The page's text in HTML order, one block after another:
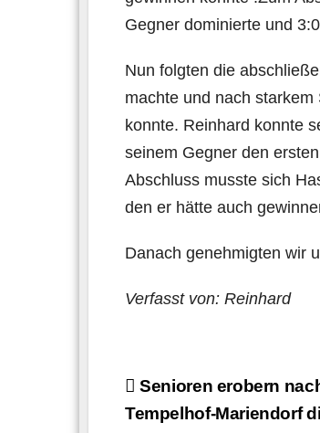
Gegner dominierte und
Nun folgten die
machte und nach
konnte. Reinhard konnte
seinem Gegner den
Abschluss musste sich
den er hätte auch
Danach genehmigten wir
Verfasst von: Reinhard
Senioren erobern
Tempelhof-Mariendorf